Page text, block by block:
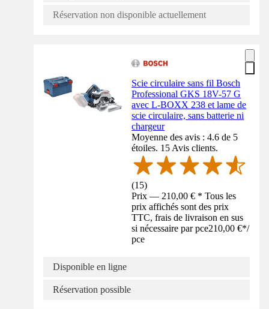
Réservation non disponible actuellement
Scie circulaire sans fil Bosch
Professional GKS 18V-57 G
avec L-BOXX 238 et lame de
scie circulaire, sans batterie ni
chargeur
Moyenne des avis : 4.6 de 5
étoiles. 15 Avis clients.
(15)
Prix — 210,00 € * Tous les
prix affichés sont des prix
TTC, frais de livraison en sus
si nécessaire par pce210,00 €*/
pce
Disponible en ligne
Réservation possible